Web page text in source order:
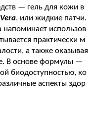
— гель для кожи в
, или жидкие патчи.
напоминает использов
практически м
а также оказывая
В основе формулы —
биодоступностью, ко
аспекты здор